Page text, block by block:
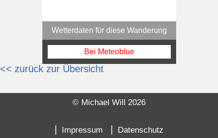
Wetterdaten für diese Wanderung
Bei Meteoblue
<< zurück zur Übersicht
© Michael Will 2026
Impressum Datenschutz